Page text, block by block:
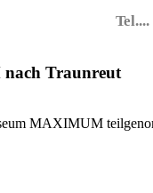
Tel....
Traunreut
MAXIMUM